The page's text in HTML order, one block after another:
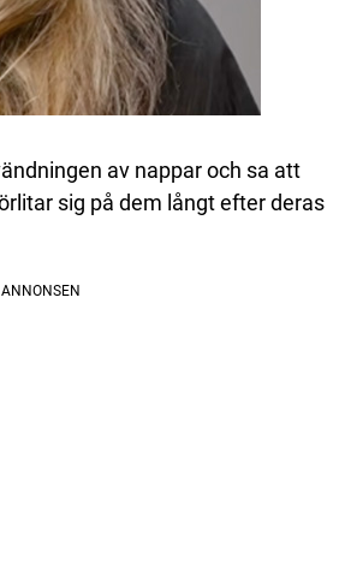
av nappar och sa att
sig på dem långt efter deras